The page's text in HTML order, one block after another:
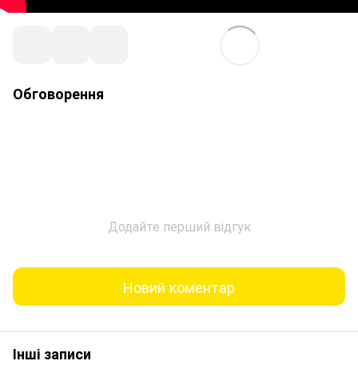
Обговорення
Додайте перший відгук
Новий коментар
Інші записи